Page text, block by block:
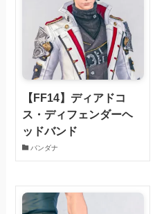
【FF14】ディアドコ
ス・ディフェンダーヘ
ッドバンド
バンダナ